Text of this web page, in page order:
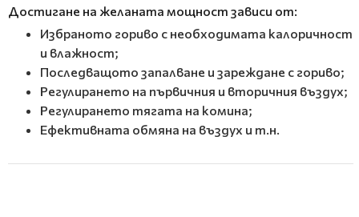
Достигане на желаната мощност зависи от:
Избраното гориво с необходимата калоричност
и влажност;
Последващото запалване и зареждане с гориво;
Регулирането на първичния и вторичния въздух;
Регулирането тягата на комина;
Ефективната обмяна на въздух и т.н.